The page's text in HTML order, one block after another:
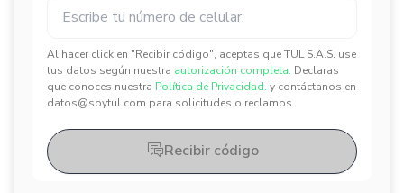
Al hacer click en "Recibir código", aceptas que TUL S.A.S. use
tus datos según nuestra autorización completa. Declaras
que conoces nuestra Política de Privacidad. y contáctanos en
datos@soytul.com para solicitudes o reclamos.
✕
✕
Recibir código